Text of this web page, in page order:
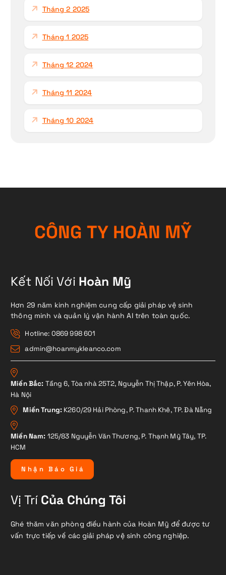
Tháng 2 2025
Tháng 1 2025
Tháng 12 2024
Tháng 11 2024
Tháng 10 2024
CÔNG TY HOÀN MỸ
Kết Nối Với Hoàn Mỹ
Hơn 29 năm kinh nghiệm cung cấp giải pháp vệ sinh
thông minh và quản lý vận hành AI trên toàn quốc.
Hotline: 0869 998 601
admin@hoanmykleanco.com
Miền Bắc: Tầng 6, Tòa nhà 25T2, Nguyễn Thị Thập, P. Yên Hòa,
Hà Nội
Miền Trung: K260/29 Hải Phòng, P. Thanh Khê, TP. Đà Nẵng
Miền Nam: 125/83 Nguyễn Văn Thương, P. Thạnh Mỹ Tây, TP.
HCM
N hậ n B á o G i á
Vị TríCủa Chúng Tôi
Ghé thăm văn phòng điều hành của Hoàn Mỹ để được tư
vấn trực tiếp về các giải pháp vệ sinh công nghiệp.